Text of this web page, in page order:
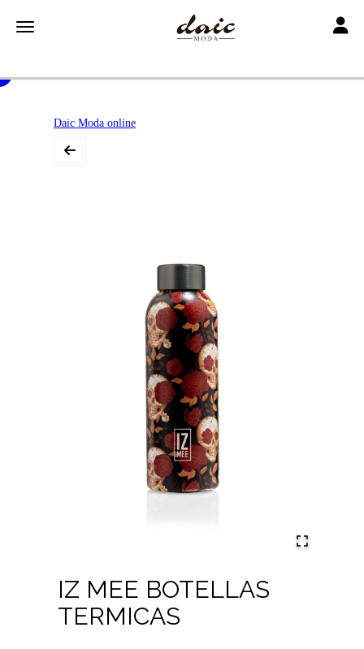
Toggle navigation
Daic Moda online
IZ MEE BOTELLAS
TERMICAS